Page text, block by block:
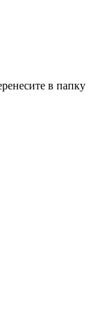
в папку